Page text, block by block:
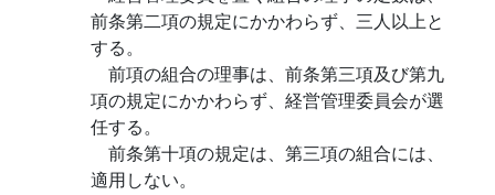
前条第二項の規定にかかわらず、三人以上と
する。
前項の組合の理事は、前条第三項及び第九
項の規定にかかわらず、経営管理委員会が選
任する。
前条第十項の規定は、第三項の組合には、
適用しない。